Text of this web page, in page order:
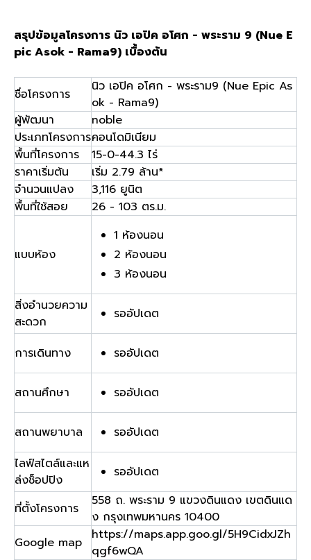
สรุปข้อมูลโครงการ นิว เอปิค อโศก - พระราม 9 (Nue E
pic Asok - Rama9) เบื้องต้น
ชื่อโครงการ
นิว เอปิค อโศก - พระราม9 (Nue Epic As
ok - Rama9)
ผู้พัฒนา
noble
ประเภทโครงการคอนโดมิเนียม
พื้นที่โครงการ
15-0-44.3 ไร่
ราคาเริ่มต้น
เริ่ม 2.79 ล้าน*
จำนวนแปลง
3,116 ยูนิต
พื้นที่ใช้สอย
26 - 103 ตร.ม.
แบบห้อง
1 ห้องนอน
2 ห้องนอน
3 ห้องนอน
สิ่งอำนวยความ
สะดวก
รออัปเดต
การเดินทาง รออัปเดต
สถานศึกษา รออัปเดต
สถานพยาบาล
รออัปเดต
ไลฟ์สไตล์และแห
ล่งช็อปปิง
รออัปเดต
ที่ตั้งโครงการ
558 ถ. พระราม 9 แขวงดินแดง เขตดินแด
ง กรุงเทพมหานคร 10400
Google map
https://maps.app.goo.gl/5H9CidxJZh
qgf6wQA